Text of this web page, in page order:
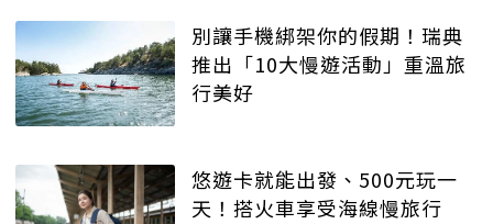
別讓手機綁架你的假期！瑞典
推出「10大慢遊活動」重溫旅
行美好
悠遊卡就能出發、500元玩一
天！搭火車享受海線慢旅行